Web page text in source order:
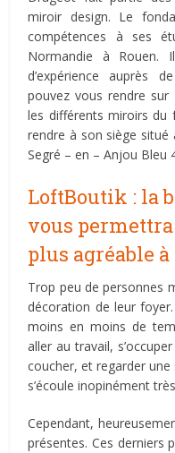
miroir design. Le
compétences à ses
Normandie à Rouen.
d’expérience auprès
pouvez vous rendre
les différents miroirs du
rendre à son siège situé
Segré – en – Anjou Bleu
LoftBoutik : la
vous
plus agréable
Trop peu de personnes
décoration de leur
moins en moins de
aller au travail,
coucher, et regarder
s’écoule inopinément
Cependant,
présentes. Ces derniers